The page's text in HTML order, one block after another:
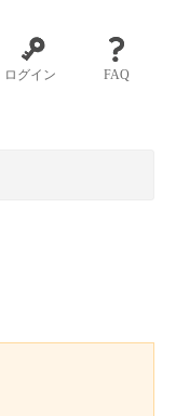
ログイン FAQ